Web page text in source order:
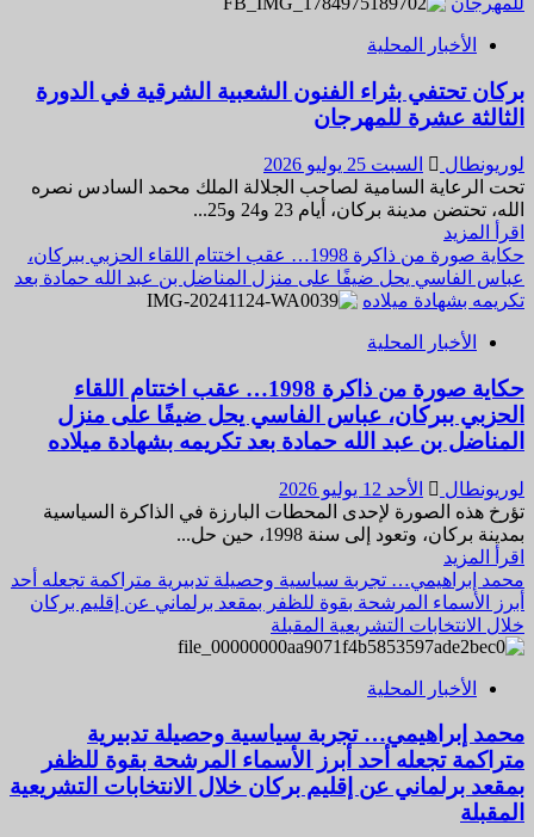
الذاكرة
الفنية
المغربية
الثاني
فعاليات
الدورة
الثالثة
عشرة
من
مهرجان
الشعبية
الشرقية…
من
طاطا
عيطة
الستاتية:
ليلة
من
عبق
التراث
تنبض
في
قلب
بركان
الأخبار المحلية
بركان تحتفي بثراء الفنون الشعبية الشرقية في الدورة
الثالثة عشرة للمهرجان
لوريونطال
السبت 25 يوليو 2026
تحت الرعاية السامية لصاحب الجلالة الملك محمد السادس نصره
الله، تحتضن مدينة بركان، أيام 23 و24 و25...
اقرأ المزيد
المزيد
عن
بركان
بثراء
الشعبية
الشرقية
في
الدورة
الثالثة
عشرة
للمهرجان
حكاية صورة من ذاكرة 1998… عقب اختتام اللقاء الحزبي ببركان،
عباس الفاسي يحل ضيفًا على منزل المناضل بن عبد الله حمادة بعد
تكريمه بشهادة ميلاده
الأخبار المحلية
حكاية صورة من ذاكرة 1998… عقب اختتام اللقاء
الحزبي ببركان، عباس الفاسي يحل ضيفًا على منزل
المناضل بن عبد الله حمادة بعد تكريمه بشهادة ميلاده
لوريونطال
الأحد 12 يوليو 2026
تؤرخ هذه الصورة لإحدى المحطات البارزة في الذاكرة السياسية
بمدينة بركان، وتعود إلى سنة 1998، حين حل...
اقرأ المزيد
المزيد
عن
حكاية
صورة
ذاكرة
عقب
اختتام
اللقاء
الحزبي
محمد إبراهيمي… تجربة سياسية وحصيلة تدبيرية متراكمة تجعله أحد
أبرز الأسماء المرشحة بقوة للظفر بمقعد برلماني عن إقليم بركان
خلال الانتخابات التشريعية المقبلة
الأخبار المحلية
محمد إبراهيمي… تجربة سياسية وحصيلة تدبيرية
متراكمة تجعله أحد أبرز الأسماء المرشحة بقوة للظفر
بمقعد برلماني عن إقليم بركان خلال الانتخابات التشريعية
المقبلة